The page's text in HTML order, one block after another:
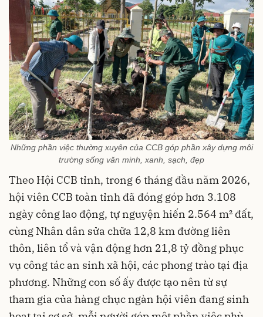
Những phần việc thường xuyên của CCB góp phần xây dựng môi
trường sống văn minh, xanh, sạch, đẹp
Theo Hội CCB tỉnh, trong 6 tháng đầu năm 2026,
hội viên CCB toàn tỉnh đã đóng góp hơn 3.108
ngày công lao động, tự nguyện hiến 2.564 m² đất,
cùng Nhân dân sửa chữa 12,8 km đường liên
thôn, liên tổ và vận động hơn 21,8 tỷ đồng phục
vụ công tác an sinh xã hội, các phong trào tại địa
phương. Những con số ấy được tạo nên từ sự
tham gia của hàng chục ngàn hội viên đang sinh